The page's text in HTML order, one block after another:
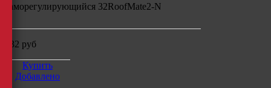
саморегулирующийся 32RoofMate2-N
132 руб
Купить
Добавлено